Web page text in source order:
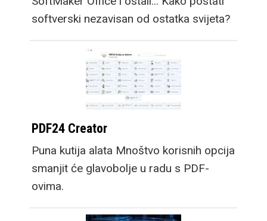
softverski nezavisan od ostatka svijeta?
PDF24 Creator
Puna kutija alata Mnoštvo korisnih opcija
smanjit će glavobolje u radu s PDF-
ovima.